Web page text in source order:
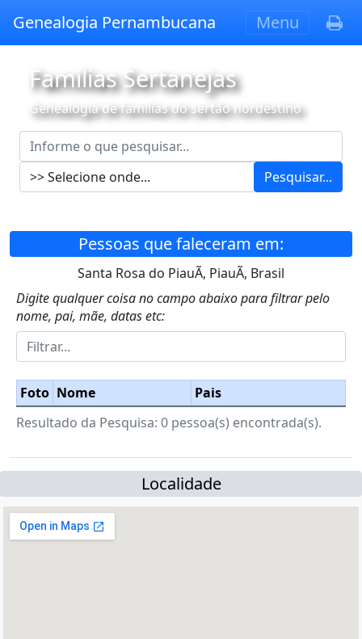
Genealogia Pernambucana Menu
Famílias Sertanejas
Genealogia de famílias do sertão nordestino
Pesquisar...
Pessoas que faleceram em:
Santa Rosa do PiauÃ­, PiauÃ­, Brasil
Digite qualquer coisa no campo abaixo para filtrar pelo
nome, pai, mãe, datas etc:
Foto Nome
Pais
Resultado da Pesquisa: 0 pessoa(s) encontrada(s).
Localidade